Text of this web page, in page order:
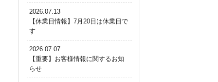
2026.07.13
【休業日情報】7月20日は休業日で
す
2026.07.07
【重要】お客様情報に関するお知
らせ